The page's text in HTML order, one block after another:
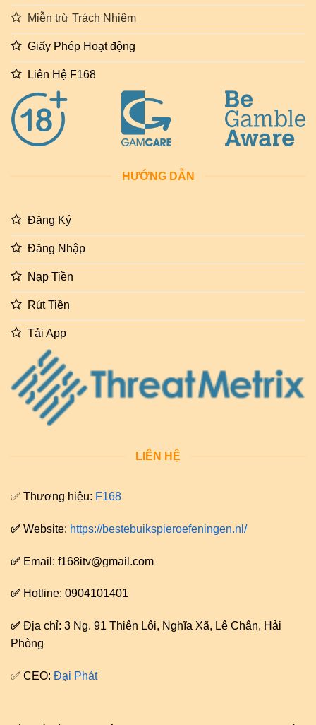
Miễn trừ Trách Nhiệm
Giấy Phép Hoạt động
Liên Hệ F168
HƯỚNG DẪN
Đăng Ký
Đăng Nhập
Nạp Tiền
Rút Tiền
Tải App
LIÊN HỆ
✅ Thương hiệu: F168
✅ Website: https://bestebuikspieroefeningen.nl/
✅ Email: f168itv@gmail.com
✅ Hotline: 0904101401
✅ Địa chỉ: 3 Ng. 91 Thiên Lôi, Nghĩa Xã, Lê Chân, Hải
Phòng
✅ CEO: Đại Phát